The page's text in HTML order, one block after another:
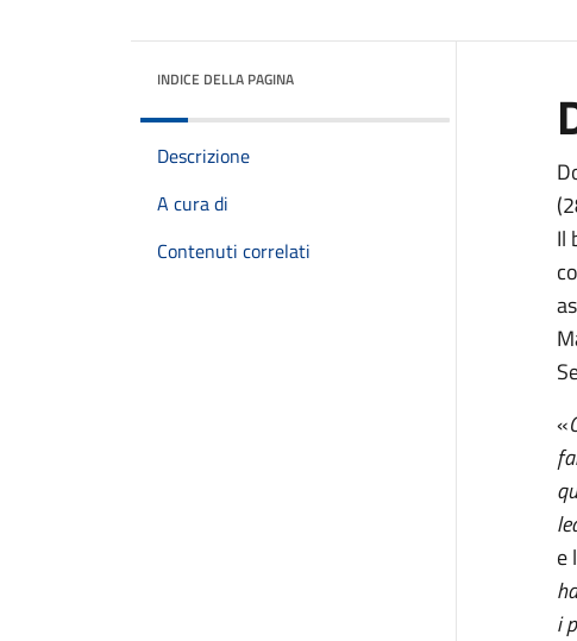
INDICE DELLA PAGINA
Descrizione
A cura di
Contenuti correlati
Il
«
e
i